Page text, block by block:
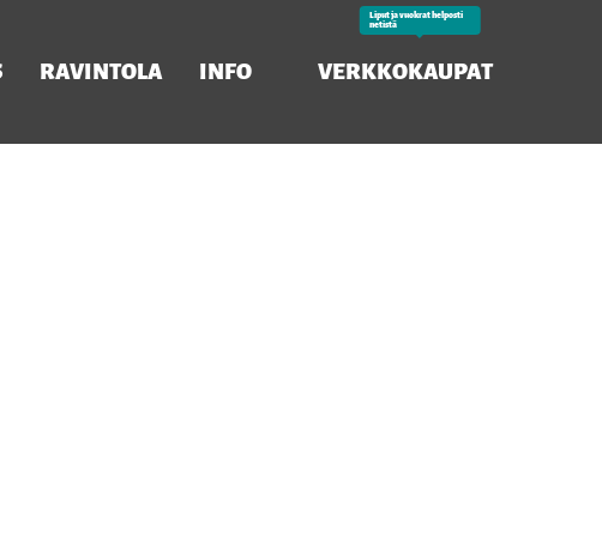
RAVINTOLA INFO
Liput ja vuokrat helposti
netistä
VERKKOKAUPAT